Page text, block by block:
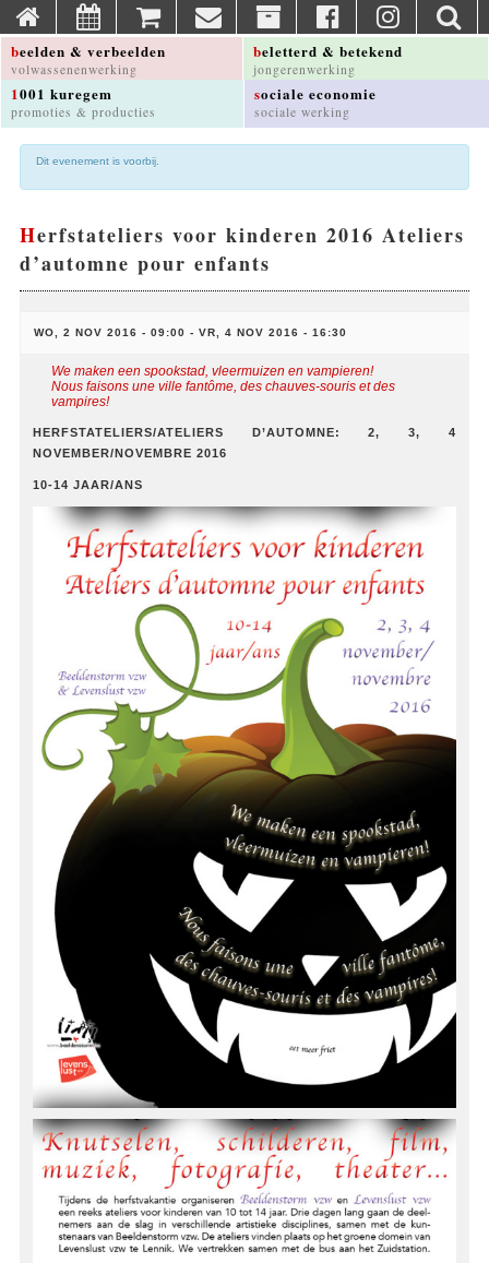
beelden & verbeelden
volwassenenwerking
beletterd & betekend
jongerenwerking
1001 kuregem
promoties & producties
sociale economie
sociale werking
Dit evenement is voorbij.
Herfstateliers voor kinderen 2016 Ateliers
d’automne pour enfants
WO, 2 NOV 2016 - 09:00 - VR, 4 NOV 2016 - 16:30
We maken een spookstad, vleermuizen en vampieren!
Nous faisons une ville fantôme, des chauves-souris et des
vampires!
HERFSTATELIERS/ATELIERS D’AUTOMNE: 2, 3, 4
NOVEMBER/NOVEMBRE 2016
10-14 JAAR/ANS